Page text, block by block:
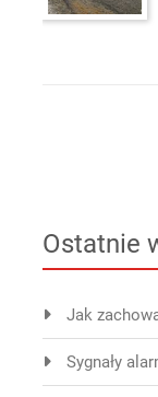
Ostatnie
Jak
Sygnały